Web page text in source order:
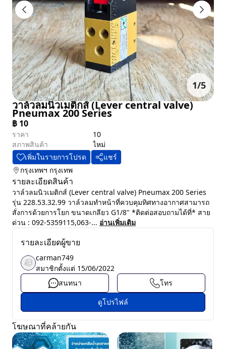
1/5
วาล์วลมนิวเมติกส์ (Lever central valve)
Pneumax 200 Series
฿ 10
ราคา
10
สภาพสินค้า
ไหม่
เพิ่มในรายการโปรด
แชร์
กรุงเทพฯ กรุงเทพ
รายละเอียดสินค้า
วาล์วลมนิวเมติกส์ (Lever central valve) Pneumax 200 Series
รุ่น 228.53.32.99 วาล์วลมทำหน้าที่ควบคุมทิศทางอากาศสามารถ
สั่งการด้วยการโยก ขนาดเกลียว G1/8" *ติดต่อสอบถามได้ที่* สาย
ด่วน : 092-5359115,063-... อ่านเพิ่มเติม
รายละเอียดผู้ขาย
carman749
สมาชิกตั้งแต่ 15/06/2022
สนทนา
โทร
ดูโปรไฟล์
โฆษณาที่คล้ายกัน